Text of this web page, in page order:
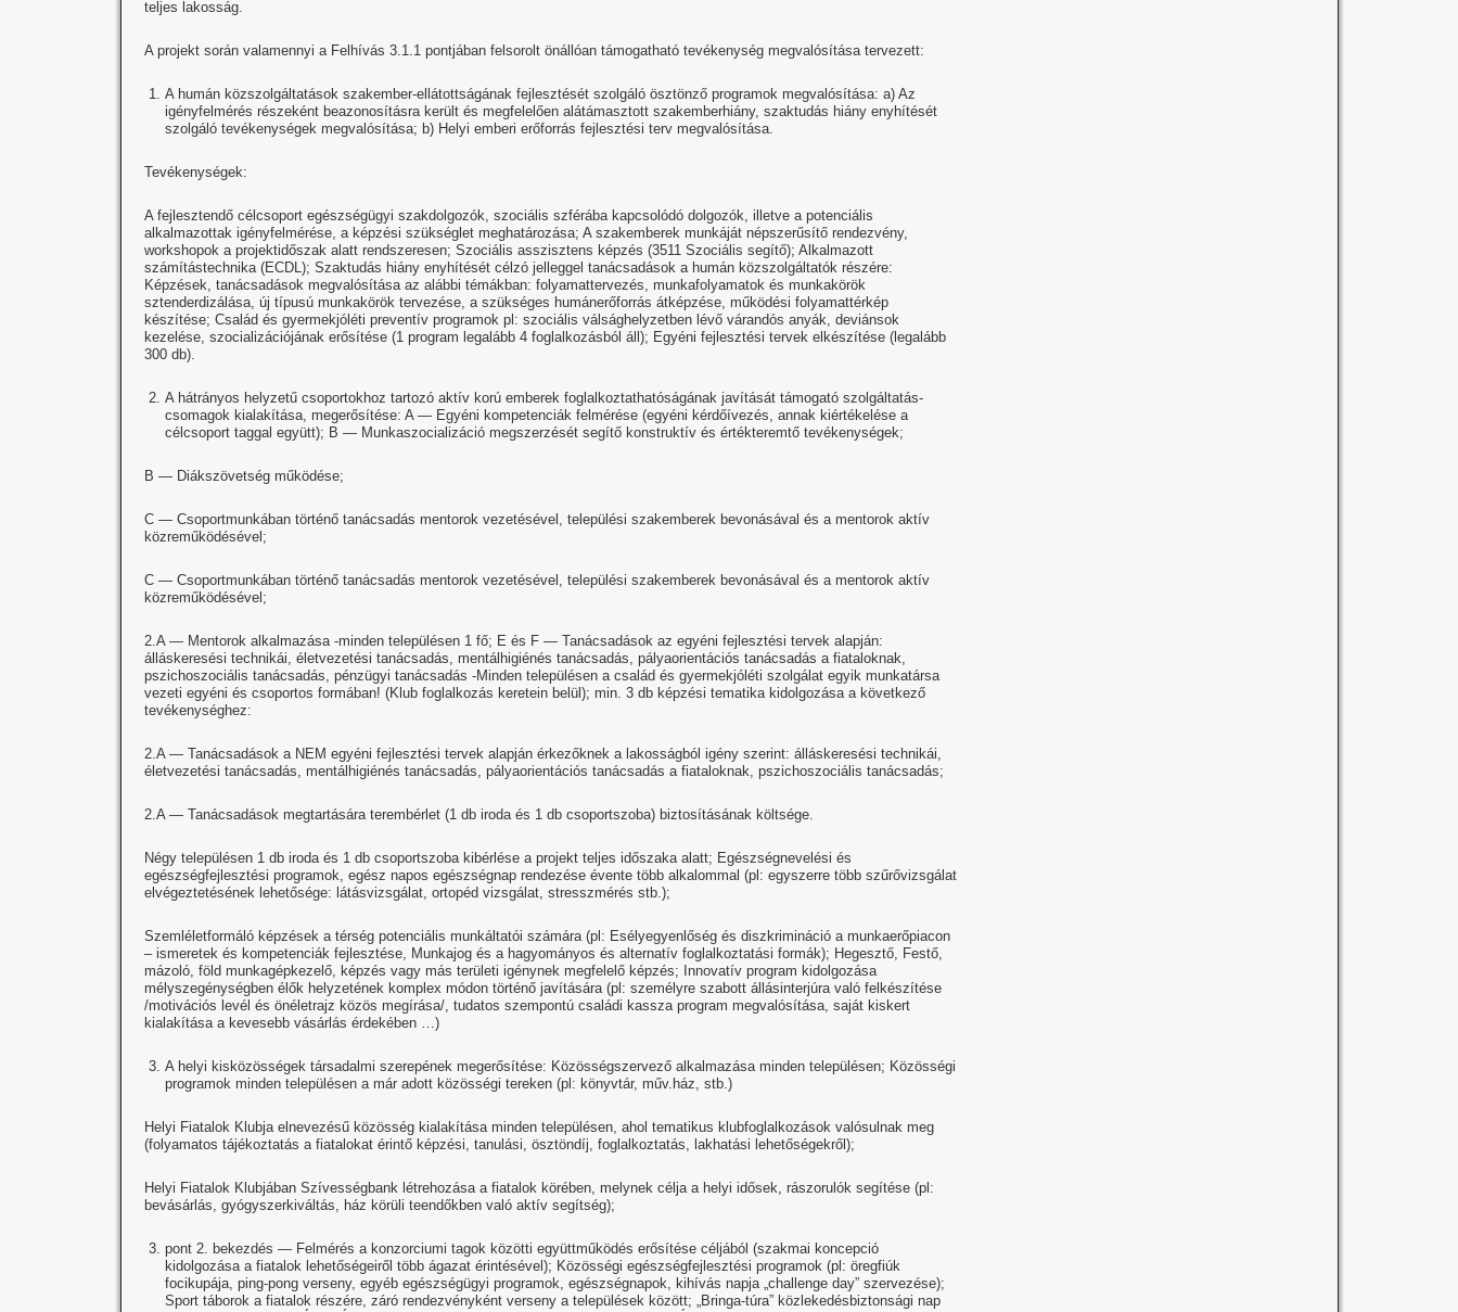
teljes lakosság.
A projekt során valamennyi a Felhívás 3.1.1 pontjában felsorolt önállóan támogatható tevékenység megvalósítása tervezett:
A humán közszolgáltatások szakember-ellátottságának fejlesztését szolgáló ösztönző programok megvalósítása: a) Az
igényfelmérés részeként beazonosításra került és megfelelően alátámasztott szakemberhiány, szaktudás hiány enyhítését
szolgáló tevékenységek megvalósítása; b) Helyi emberi erőforrás fejlesztési terv megvalósítása.
Tevékenységek:
A fejlesztendő célcsoport egészségügyi szakdolgozók, szociális szférába kapcsolódó dolgozók, illetve a potenciális
alkalmazottak igényfelmérése, a képzési szükséglet meghatározása; A szakemberek munkáját népszerűsítő rendezvény,
workshopok a projektidőszak alatt rendszeresen; Szociális asszisztens képzés (3511 Szociális segítő); Alkalmazott
számítástechnika (ECDL); Szaktudás hiány enyhítését célzó jelleggel tanácsadások a humán közszolgáltatók részére:
Képzések, tanácsadások megvalósítása az alábbi témákban: folyamattervezés, munkafolyamatok és munkakörök
sztenderdizálása, új típusú munkakörök tervezése, a szükséges humánerőforrás átképzése, működési folyamattérkép
készítése; Család és gyermekjóléti preventív programok pl: szociális válsághelyzetben lévő várandós anyák, deviánsok
kezelése, szocializációjának erősítése (1 program legalább 4 foglalkozásból áll); Egyéni fejlesztési tervek elkészítése (legalább
300 db).
A hátrányos helyzetű csoportokhoz tartozó aktív korú emberek foglalkoztathatóságának javítását támogató szolgáltatás-
csomagok kialakítása, megerősítése: A — Egyéni kompetenciák felmérése (egyéni kérdőívezés, annak kiértékelése a
célcsoport taggal együtt); B — Munkaszocializáció megszerzését segítő konstruktív és értékteremtő tevékenységek;
B — Diákszövetség működése;
C — Csoportmunkában történő tanácsadás mentorok vezetésével, települési szakemberek bevonásával és a mentorok aktív
közreműködésével;
C — Csoportmunkában történő tanácsadás mentorok vezetésével, települési szakemberek bevonásával és a mentorok aktív
közreműködésével;
2.A — Mentorok alkalmazása -minden településen 1 fő; E és F — Tanácsadások az egyéni fejlesztési tervek alapján:
álláskeresési technikái, életvezetési tanácsadás, mentálhigiénés tanácsadás, pályaorientációs tanácsadás a fiataloknak,
pszichoszociális tanácsadás, pénzügyi tanácsadás -Minden településen a család és gyermekjóléti szolgálat egyik munkatársa
vezeti egyéni és csoportos formában! (Klub foglalkozás keretein belül); min. 3 db képzési tematika kidolgozása a következő
tevékenységhez:
2.A — Tanácsadások a NEM egyéni fejlesztési tervek alapján érkezőknek a lakosságból igény szerint: álláskeresési technikái,
életvezetési tanácsadás, mentálhigiénés tanácsadás, pályaorientációs tanácsadás a fiataloknak, pszichoszociális tanácsadás;
2.A — Tanácsadások megtartására terembérlet (1 db iroda és 1 db csoportszoba) biztosításának költsége.
Négy településen 1 db iroda és 1 db csoportszoba kibérlése a projekt teljes időszaka alatt; Egészségnevelési és
egészségfejlesztési programok, egész napos egészségnap rendezése évente több alkalommal (pl: egyszerre több szűrővizsgálat
elvégeztetésének lehetősége: látásvizsgálat, ortopéd vizsgálat, stresszmérés stb.);
Szemléletformáló képzések a térség potenciális munkáltatói számára (pl: Esélyegyenlőség és diszkrimináció a munkaerőpiacon
– ismeretek és kompetenciák fejlesztése, Munkajog és a hagyományos és alternatív foglalkoztatási formák); Hegesztő, Festő,
mázoló, föld munkagépkezelő, képzés vagy más területi igénynek megfelelő képzés; Innovatív program kidolgozása
mélyszegénységben élők helyzetének komplex módon történő javítására (pl: személyre szabott állásinterjúra való felkészítése
/motivációs levél és önéletrajz közös megírása/, tudatos szempontú családi kassza program megvalósítása, saját kiskert
kialakítása a kevesebb vásárlás érdekében …)
A helyi kisközösségek társadalmi szerepének megerősítése: Közösségszervező alkalmazása minden településen; Közösségi
programok minden településen a már adott közösségi tereken (pl: könyvtár, műv.ház, stb.)
Helyi Fiatalok Klubja elnevezésű közösség kialakítása minden településen, ahol tematikus klubfoglalkozások valósulnak meg
(folyamatos tájékoztatás a fiatalokat érintő képzési, tanulási, ösztöndíj, foglalkoztatás, lakhatási lehetőségekről);
Helyi Fiatalok Klubjában Szívességbank létrehozása a fiatalok körében, melynek célja a helyi idősek, rászorulók segítése (pl:
bevásárlás, gyógyszerkiváltás, ház körüli teendőkben való aktív segítség);
pont 2. bekezdés — Felmérés a konzorciumi tagok közötti együttműködés erősítése céljából (szakmai koncepció
kidolgozása a fiatalok lehetőségeiről több ágazat érintésével); Közösségi egészségfejlesztési programok (pl: öregfiúk
focikupája, ping-pong verseny, egyéb egészségügyi programok, egészségnapok, kihívás napja „challenge day” szervezése);
Sport táborok a fiatalok részére, záró rendezvényként verseny a települések között; „Bringa-túra” közlekedésbiztonsági nap